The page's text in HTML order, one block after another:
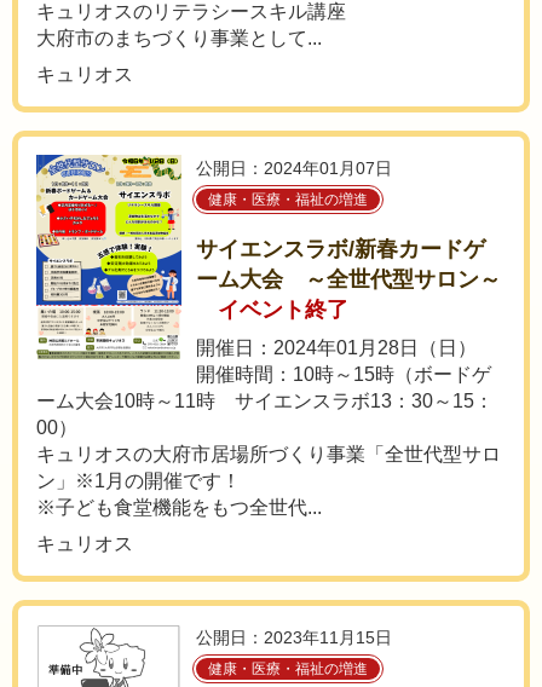
キュリオスのリテラシースキル講座
大府市のまちづくり事業として...
キュリオス
公開日：2024年01月07日
健康・医療・福祉の増進
サイエンスラボ/新春カードゲ
ーム大会 ～全世代型サロン～
イベント終了
開催日：2024年01月28日（日）
開催時間：10時～15時（ボードゲ
ーム大会10時～11時 サイエンスラボ13：30～15：
00）
キュリオスの大府市居場所づくり事業「全世代型サロ
ン」※1月の開催です！
※子ども食堂機能をもつ全世代...
キュリオス
公開日：2023年11月15日
健康・医療・福祉の増進